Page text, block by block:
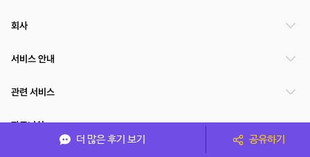
더 많은 후기 보기 공유하기
회사
서비스 안내
관련 서비스
파트너쉽